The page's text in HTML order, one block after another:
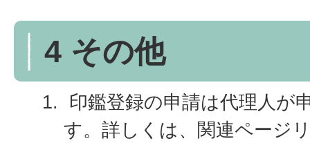
4 その他
印鑑登録の申請は代理人が
す。詳しくは、関連ページ